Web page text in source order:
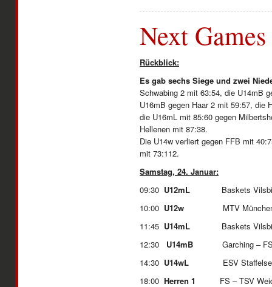
Next Games
Rückblick:
Es gab sechs Siege und zwei
Schwabing 2 mit 63:54, die U14mB
U16mB gegen Haar 2 mit 59:57, die
die U16mL mit 85:60 gegen
Hellenen mit 87:38.
Die U14w verliert gegen FFB mit
mit 73:112.
Samstag, 24. Januar:
09:30 U12mL Baskets
10:00 U12w
MTV München
11:45 U14mL Baskets
12:30 U14mB Garching –
14:30 U14wL ESV Staffelsee
18:00 Herren 1
FS –